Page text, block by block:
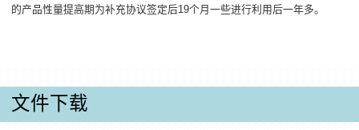
的产品性量提高期为补充协议签定后19个月一些进行利用后一年多。
文件下载